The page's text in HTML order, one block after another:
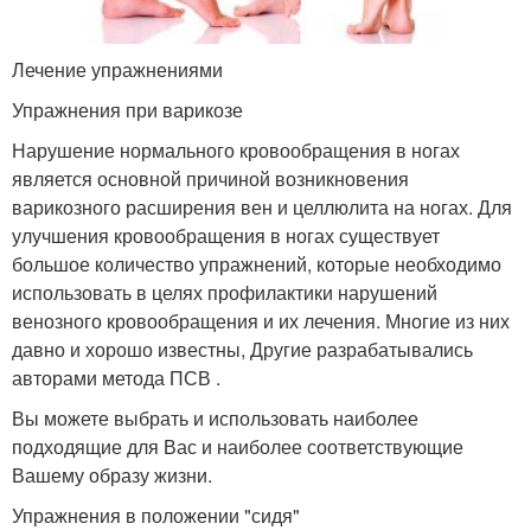
Лечение упражнениями
Упражнения при варикозе
Нарушение нормального кровообращения в ногах
является основной причиной возникновения
варикозного расширения вен и целлюлита на ногах. Для
улучшения кровообращения в ногах существует
большое количество упражнений, которые необходимо
использовать в целях профилактики нарушений
венозного кровообращения и их лечения. Многие из них
давно и хорошо известны, Другие разрабатывались
авторами метода ПСВ .
Вы можете выбрать и использовать наиболее
подходящие для Вас и наиболее соответствующие
Вашему образу жизни.
Упражнения в положении "сидя"